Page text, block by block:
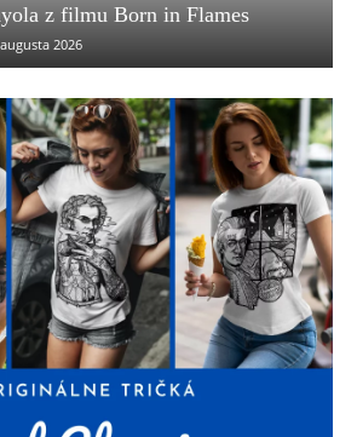
z filmu Born in Flames
2026